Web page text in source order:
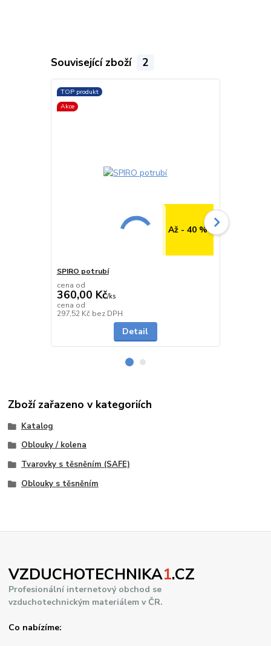
Související zboží 2
TOP produkt
Akce
Až - 40 %
SPIRO potrubí
cena od
360,00 Kč/ks
cena od
297,52 Kč bez DPH
Detail
Zboží zařazeno v kategoriích
Katalog
Oblouky / kolena
Tvarovky s těsněním (SAFE)
Oblouky s těsněním
VZDUCHOTECHNIKA1.CZ
Profesionální internetový obchod se
vzduchotechnickým materiálem v ČR.
Co nabízíme: